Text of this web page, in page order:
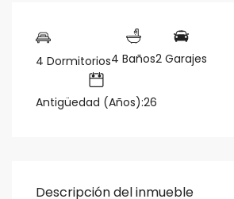
4 Dormitorios4 Baños2 Garajes
Antigüedad (Años):26
Descripción del inmueble